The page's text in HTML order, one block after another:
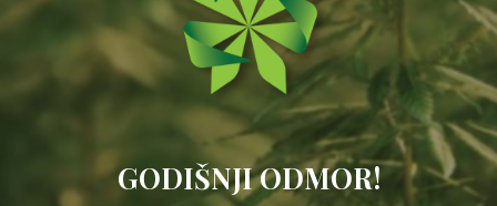
GODIŠNJI ODMOR!